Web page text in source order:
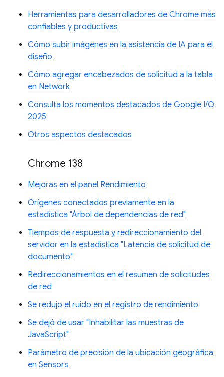
Herramientas para desarrolladores de Chrome más
confiables y productivas
Cómo subir imágenes en la asistencia de IA para el
diseño
Cómo agregar encabezados de solicitud a la tabla
en Network
Consulta los momentos destacados de Google I/O
2025
Otros aspectos destacados
Chrome 138
Mejoras en el panel Rendimiento
Orígenes conectados previamente en la
estadística "Árbol de dependencias de red"
Tiempos de respuesta y redireccionamiento del
servidor en la estadística "Latencia de solicitud de
documento"
Redireccionamientos en el resumen de solicitudes
de red
Se redujo el ruido en el registro de rendimiento
Se dejó de usar "Inhabilitar las muestras de
JavaScript"
Parámetro de precisión de la ubicación geográfica
en Sensors